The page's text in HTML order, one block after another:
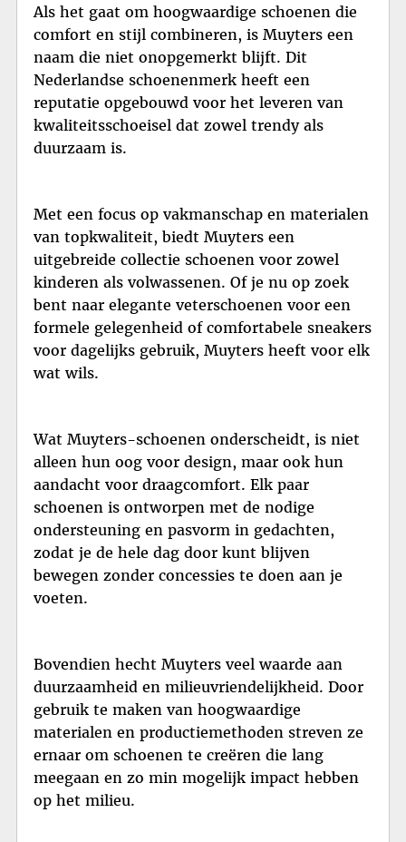
Als het gaat om hoogwaardige schoenen die
comfort en stijl combineren, is Muyters een
naam die niet onopgemerkt blijft. Dit
Nederlandse schoenenmerk heeft een
reputatie opgebouwd voor het leveren van
kwaliteitsschoeisel dat zowel trendy als
duurzaam is.
Met een focus op vakmanschap en materialen
van topkwaliteit, biedt Muyters een
uitgebreide collectie schoenen voor zowel
kinderen als volwassenen. Of je nu op zoek
bent naar elegante veterschoenen voor een
formele gelegenheid of comfortabele sneakers
voor dagelijks gebruik, Muyters heeft voor elk
wat wils.
Wat Muyters-schoenen onderscheidt, is niet
alleen hun oog voor design, maar ook hun
aandacht voor draagcomfort. Elk paar
schoenen is ontworpen met de nodige
ondersteuning en pasvorm in gedachten,
zodat je de hele dag door kunt blijven
bewegen zonder concessies te doen aan je
voeten.
Bovendien hecht Muyters veel waarde aan
duurzaamheid en milieuvriendelijkheid. Door
gebruik te maken van hoogwaardige
materialen en productiemethoden streven ze
ernaar om schoenen te creëren die lang
meegaan en zo min mogelijk impact hebben
op het milieu.